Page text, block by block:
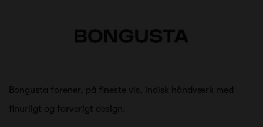
Bongusta forener, på fineste vis, indisk håndværk med
finurligt og farverigt design.